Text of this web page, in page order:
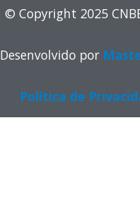
© Copyright 2025
Desenvolvido por
Política de